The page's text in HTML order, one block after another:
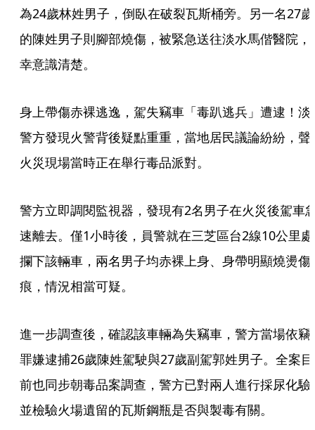
為24歲林姓男子，倒臥在破裂瓦斯桶旁。另一名27歲
的陳姓男子則腳部燒傷，被緊急送往淡水馬偕醫院，
幸意識清楚。
身上帶傷赤裸逃逸，駕失竊車「毒趴逃兵」遭逮！淡
警方發現火警背後疑點重重，當地居民議論紛紛，聲
火災現場當時正在舉行毒品派對。
警方立即調閱監視器，發現有2名男子在火災後駕車
速離去。僅1小時後，員警就在三芝區台2線10公里處
攔下該輛車，兩名男子均赤裸上身、身帶明顯燒燙傷
痕，情況相當可疑。
進一步調查後，確認該車輛為失竊車，警方當場依竊
罪嫌逮捕26歲陳姓駕駛與27歲副駕郭姓男子。全案目
前也同步朝毒品案調查，警方已對兩人進行採尿化驗
並檢驗火場遺留的瓦斯鋼瓶是否與製毒有關。